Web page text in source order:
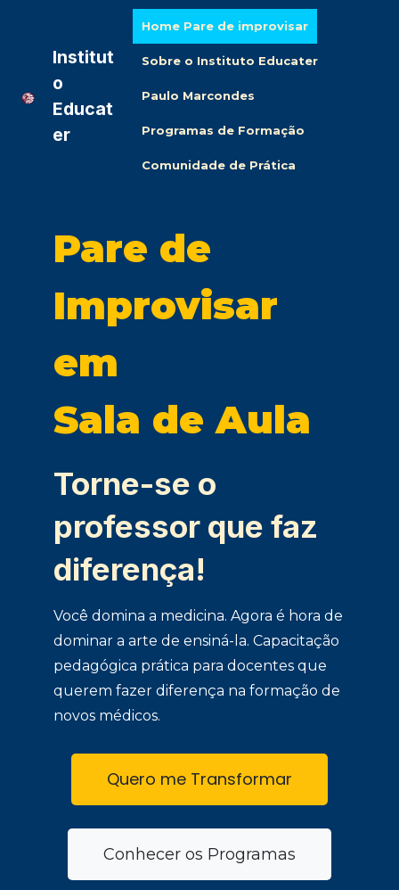
Institut
o
Educat
er
Home Pare de improvisar
Sobre o Instituto Educater
Paulo Marcondes
Programas de Formação
Comunidade de Prática
Pare de
Improvisar
em
Sala de Aula
Torne-se o
professor que faz
diferença!
Você domina a medicina. Agora é hora de
dominar a arte de ensiná-la. Capacitação
pedagógica prática para docentes que
querem fazer diferença na formação de
novos médicos.
Quero me Transformar
Conhecer os Programas